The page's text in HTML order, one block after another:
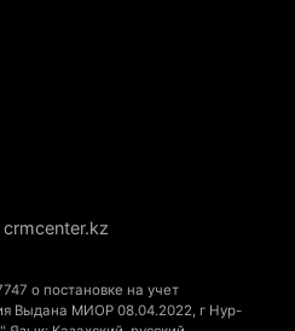
пилотный проект
эвакуировали в
после камнепада
ребенка в
о постановке на учет
Выдана МИОР 08.04.2022, г Нур-